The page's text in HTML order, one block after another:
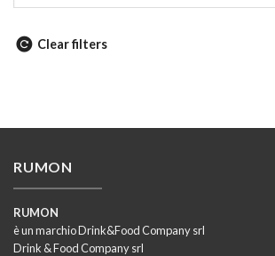
Clear filters
RUMON
RUMON
è un marchio Drink&Food Company srl
Drink & Food Company srl